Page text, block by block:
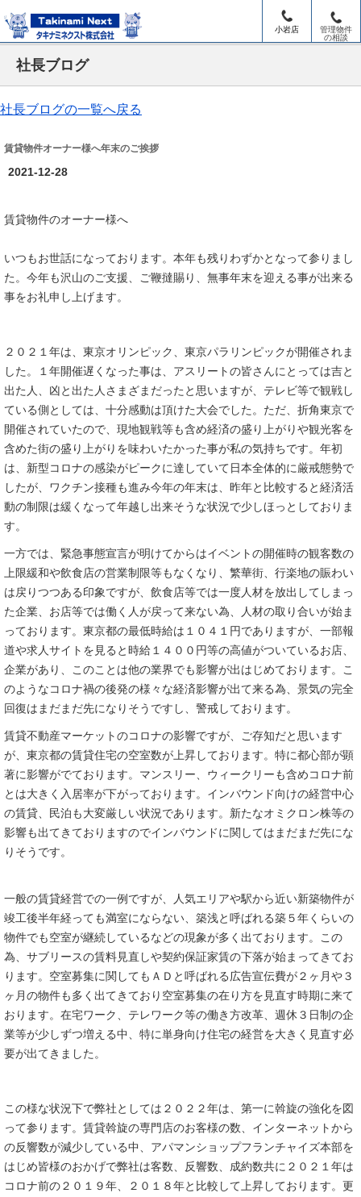
小岩店
管理物件
の相談
社長ブログ
社長ブログの一覧へ戻る
賃貸物件オーナー様へ年末のご挨拶
2021-12-28
賃貸物件のオーナー様へ
いつもお世話になっております。本年も残りわずかとなって参りまし
た。今年も沢山のご支援、ご鞭撻賜り、無事年末を迎える事が出来る
事をお礼申し上げます。
２０２１年は、東京オリンピック、東京パラリンピックが開催されま
した。１年開催遅くなった事は、アスリートの皆さんにとっては吉と
出た人、凶と出た人さまざまだったと思いますが、テレビ等で観戦し
ている側としては、十分感動は頂けた大会でした。ただ、折角東京で
開催されていたので、現地観戦等も含め経済の盛り上がりや観光客を
含めた街の盛り上がりを味わいたかった事が私の気持ちです。年初
は、新型コロナの感染がピークに達していて日本全体的に厳戒態勢で
したが、ワクチン接種も進み今年の年末は、昨年と比較すると経済活
動の制限は緩くなって年越し出来そうな状況で少しほっとしておりま
す。
一方では、緊急事態宣言が明けてからはイベントの開催時の観客数の
上限緩和や飲食店の営業制限等もなくなり、繁華街、行楽地の賑わい
は戻りつつある印象ですが、飲食店等では一度人材を放出してしまっ
た企業、お店等では働く人が戻って来ない為、人材の取り合いが始ま
っております。東京都の最低時給は１０４１円でありますが、一部報
道や求人サイトを見ると時給１４００円等の高値がついているお店、
企業があり、このことは他の業界でも影響が出はじめております。こ
のようなコロナ禍の後発の様々な経済影響が出て来る為、景気の完全
回復はまだまだ先になりそうですし、警戒しております。
賃貸不動産マーケットのコロナの影響ですが、ご存知だと思います
が、東京都の賃貸住宅の空室数が上昇しております。特に都心部が顕
著に影響がでております。マンスリー、ウィークリーも含めコロナ前
とは大きく入居率が下がっております。インバウンド向けの経営中心
の賃貸、民泊も大変厳しい状況であります。新たなオミクロン株等の
影響も出てきておりますのでインバウンドに関してはまだまだ先にな
りそうです。
一般の賃貸経営での一例ですが、人気エリアや駅から近い新築物件が
竣工後半年経っても満室にならない、築浅と呼ばれる築５年くらいの
物件でも空室が継続しているなどの現象が多く出ております。この
為、サブリースの賃料見直しや契約保証家賃の下落が始まってきてお
ります。空室募集に関してもＡＤと呼ばれる広告宣伝費が２ヶ月や３
ヶ月の物件も多く出てきており空室募集の在り方を見直す時期に来て
おります。在宅ワーク、テレワーク等の働き方改革、週休３日制の企
業等が少しずつ増える中、特に単身向け住宅の経営を大きく見直す必
要が出てきました。
この様な状況下で弊社としては２０２２年は、第一に斡旋の強化を図
って参ります。賃貸斡旋の専門店のお客様の数、インターネットから
の反響数が減少している中、アパマンショップフランチャイズ本部を
はじめ皆様のおかげで弊社は客数、反響数、成約数共に２０２１年は
コロナ前の２０１９年、２０１８年と比較して上昇しております。更